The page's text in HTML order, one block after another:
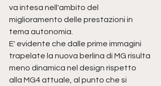
va intesa nell'ambito del
miglioramento delle prestazioni in
tema autonomia.
E' evidente che dalle prime immagini
trapelate la nuova berlina di MG risulta
meno dinamica nel design rispetto
alla MG4 attuale, al punto che si